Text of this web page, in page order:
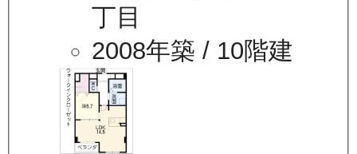
丁目
2008年築 / 10階建